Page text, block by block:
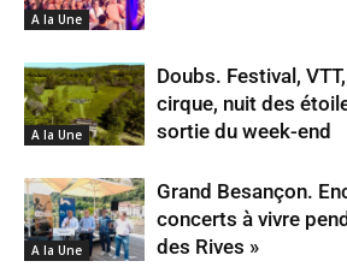
A la Une
A la Une
Doubs. Festival,
cirque, nuit des
sortie du week-end
A la Une
Grand Besançon.
concerts à vivre
des Rives »